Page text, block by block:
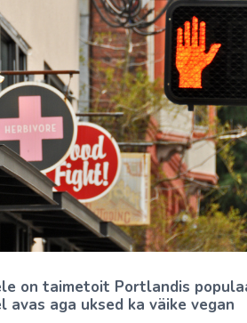
on taimetoit Portlandis
aga uksed ka väike vegan